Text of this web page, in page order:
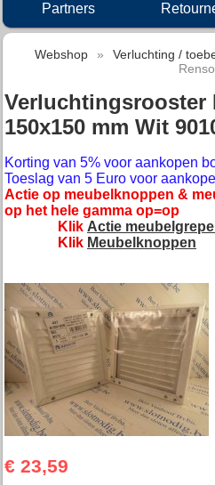
Partners
Webshop » Verluchting /
Verluchtingsrooster
150x150 mm Wit
Korting van 5% voor aankopen
Toeslag van 5 Euro voor
Actie op meubelknoppen &
op het hele gamma op=op
Klik Actie
Klik Meubelknoppen
€ 23,59